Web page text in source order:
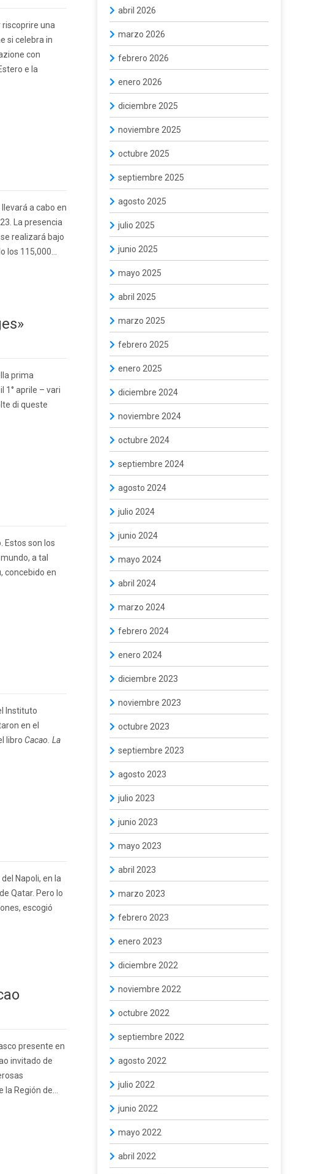
riscoprire una
si celebra in
con
e la
a cabo en
La presencia
realizará bajo
115,000...
prima
1° aprile – vari
di queste
Estos son los
a tal
concebido en
Instituto
en el
libro Cacao. La
Napoli, en la
Qatar. Pero lo
escogió
presente en
invitado de
Región de...
abril 2026
marzo 2026
febrero 2026
enero 2026
diciembre 2025
noviembre 2025
octubre 2025
septiembre 2025
agosto 2025
julio 2025
junio 2025
mayo 2025
abril 2025
marzo 2025
febrero 2025
enero 2025
diciembre 2024
noviembre 2024
octubre 2024
septiembre 2024
agosto 2024
julio 2024
junio 2024
mayo 2024
abril 2024
marzo 2024
febrero 2024
enero 2024
diciembre 2023
noviembre 2023
octubre 2023
septiembre 2023
agosto 2023
julio 2023
junio 2023
mayo 2023
abril 2023
marzo 2023
febrero 2023
enero 2023
diciembre 2022
noviembre 2022
octubre 2022
septiembre 2022
agosto 2022
julio 2022
junio 2022
mayo 2022
abril 2022